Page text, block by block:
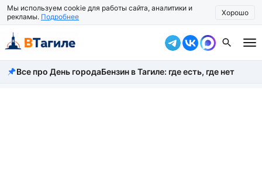
Мы используем cookie для работы сайта, аналитики и
рекламы. Подробнее Хорошо
Все новости
Все про День городаБензин в Тагиле: где есть, где нет